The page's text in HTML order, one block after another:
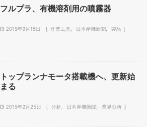
フルプラ、有機溶剤用の噴霧器
2015年9月15日 作業工具 日本産機新聞 製品
トップランナモータ搭載機へ、更新始
まる
2015年2月25日 分析 日本産機新聞 業界分析